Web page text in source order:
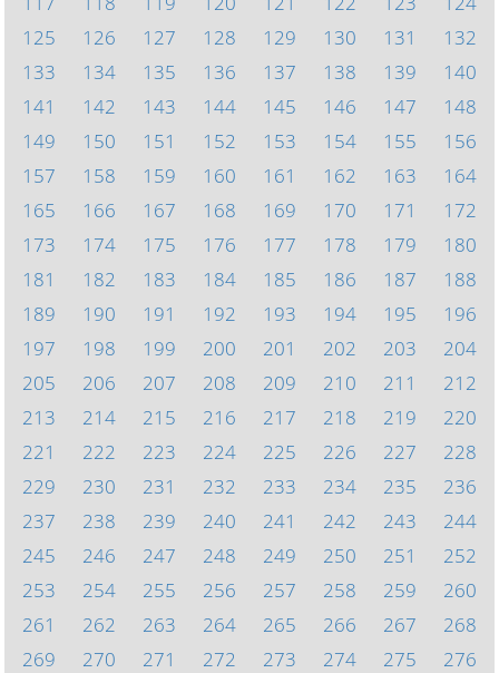
125
126 127 128 129 130 131
132
133
134 135 136 137 138 139
140
141
142 143 144 145 146 147
148
149
150 151 152 153 154 155
156
157
158 159 160 161 162 163
164
165
166 167 168 169 170 171
172
173
174 175 176 177 178 179
180
181
182 183 184 185 186 187
188
189
190 191 192 193 194 195
196
197
198 199 200 201 202 203
204
205
206 207 208 209 210 211
212
213
214 215 216 217 218 219
220
221
222 223 224 225 226 227
228
229
230 231 232 233 234 235
236
237
238 239 240 241 242 243
244
245
246 247 248 249 250 251
252
253
254 255 256 257 258 259
260
261
262 263 264 265 266 267
268
269
270 271 272 273 274 275
276